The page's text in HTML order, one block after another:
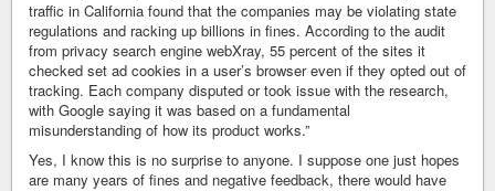
traffic in California found that the companies may be violating state
regulations and racking up billions in fines. According to the audit
from privacy search engine webXray, 55 percent of the sites it
checked set ad cookies in a user’s browser even if they opted out of
tracking. Each company disputed or took issue with the research,
with Google saying it was based on a fundamental
misunderstanding of how its product works.”
Yes, I know this is no surprise to anyone. I suppose one just hopes
are many years of fines and negative feedback, there would have